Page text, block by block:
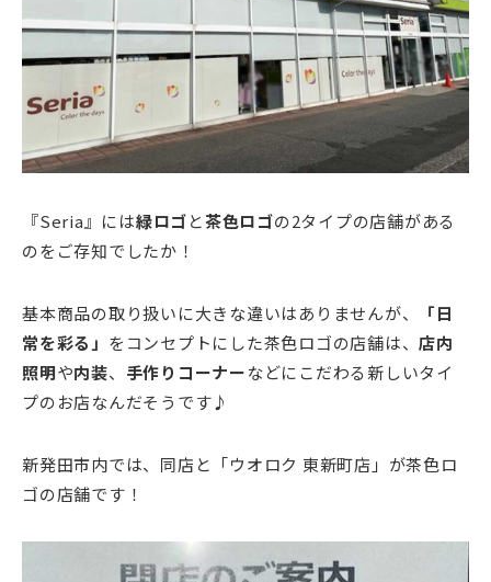
『Seria』には緑ロゴと茶色ロゴの2タイプの店舗がある
のをご存知でしたか！
基本商品の取り扱いに大きな違いはありませんが、
「日
常を彩る」 をコンセプトにした茶色ロゴの店舗は、店内
照明や内装、 手作りコーナーなどにこだわる新しいタイ
プのお店なんだそうです♪
新発田市内では、同店と「ウオロク 東新町店」が茶色ロ
ゴの店舗です！